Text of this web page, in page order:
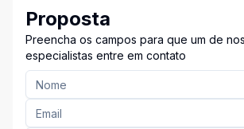
Proposta
Preencha os campos para que um de
especialistas entre em contato